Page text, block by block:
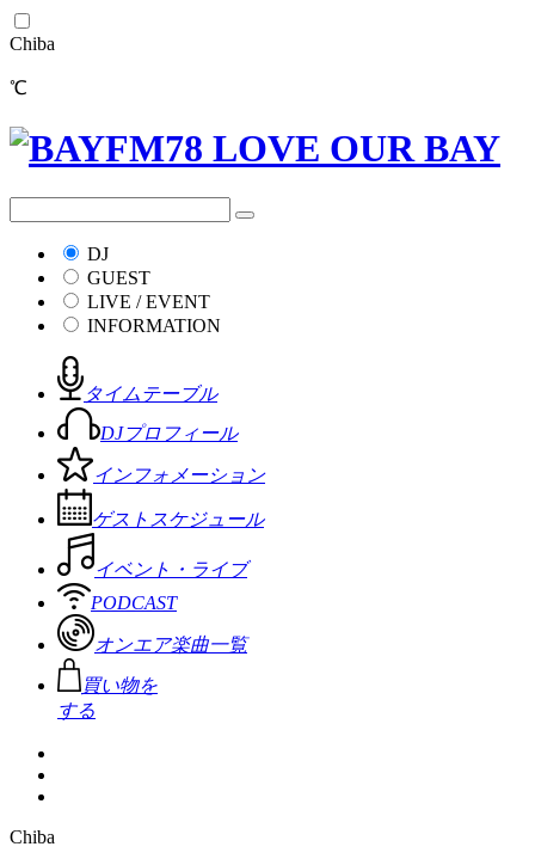
Chiba
℃
DJ
GUEST
LIVE / EVENT
INFORMATION
タイムテーブル
DJプロフィール
インフォメーション
ゲストスケジュール
イベント・ライブ
PODCAST
オンエア楽曲一覧
買い物を
する
Chiba